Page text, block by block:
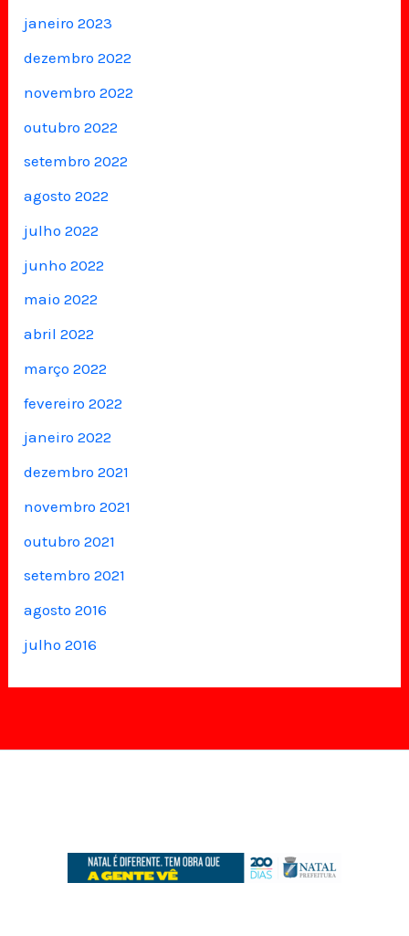
janeiro 2023
dezembro 2022
novembro 2022
outubro 2022
setembro 2022
agosto 2022
julho 2022
junho 2022
maio 2022
abril 2022
março 2022
fevereiro 2022
janeiro 2022
dezembro 2021
novembro 2021
outubro 2021
setembro 2021
agosto 2016
julho 2016